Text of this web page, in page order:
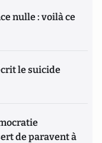
nulle : voilà ce
le suicide
de paravent à